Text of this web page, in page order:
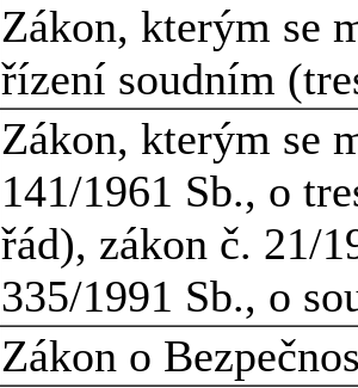
Zákon, kterým se
řízení soudním
Zákon, kterým se
141/1961 Sb., o
řád), zákon č. 21/
335/1991 Sb., o
Zákon o